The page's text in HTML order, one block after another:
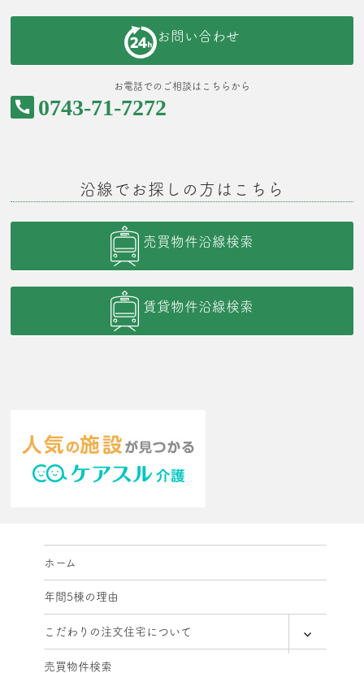
お問い合わせ
お電話でのご相談はこちらから
0743-71-7272
沿線でお探しの方はこちら
売買物件沿線検索
賃貸物件沿線検索
ホーム
年間5棟の理由
こだわりの注文住宅について
売買物件検索